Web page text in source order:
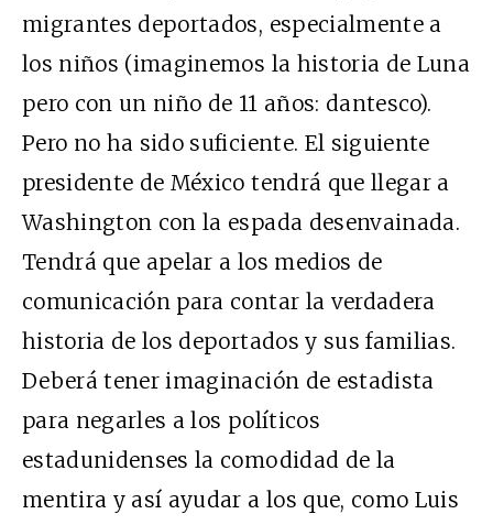
migrantes deportados, especialmente a
los niños (imaginemos la historia de Luna
pero con un niño de 11 años: dantesco).
Pero no ha sido suficiente. El siguiente
presidente de México tendrá que llegar a
Washington con la espada desenvainada.
Tendrá que apelar a los medios de
comunicación para contar la verdadera
historia de los deportados y sus familias.
Deberá tener imaginación de estadista
para negarles a los políticos
estadunidenses la comodidad de la
mentira y así ayudar a los que, como Luis